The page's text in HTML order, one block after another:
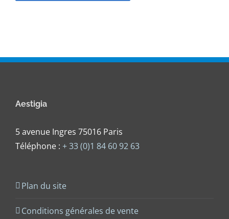
Aestigia
5 avenue Ingres 75016 Paris
Téléphone : + 33 (0)1 84 60 92 63
Plan du site
Conditions générales de vente